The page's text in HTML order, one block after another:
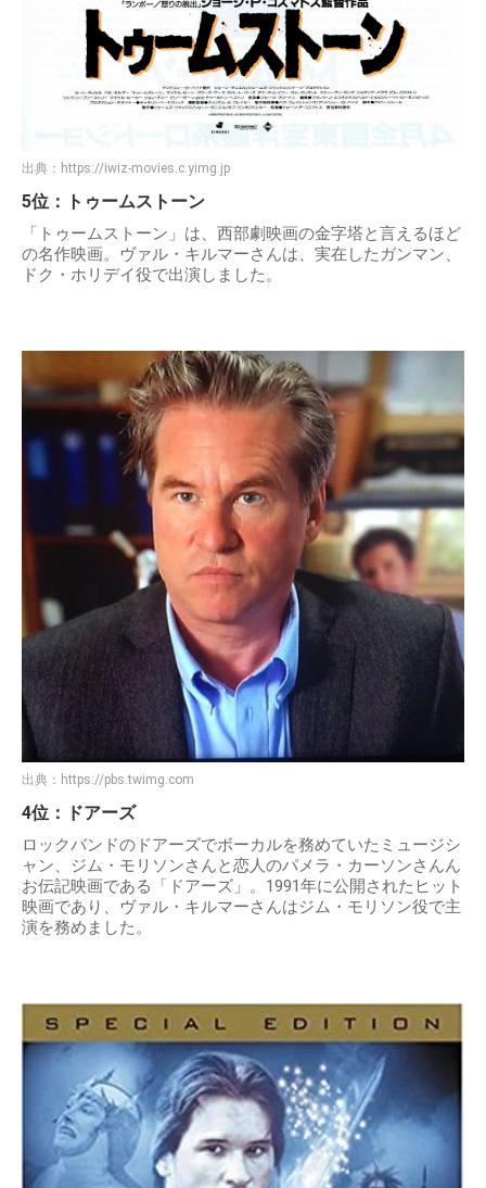
出典： https://iwiz-movies.c.yimg.jp
5位：トゥームストーン
「トゥームストーン」は、西部劇映画の金字塔と言えるほど
の名作映画。ヴァル・キルマーさんは、実在したガンマン、
ドク・ホリデイ役で出演しました。
出典： https://pbs.twimg.com
4位：ドアーズ
ロックバンドのドアーズでボーカルを務めていたミュージシ
ャン、ジム・モリソンさんと恋人のパメラ・カーソンさんん
お伝記映画である「ドアーズ」。1991年に公開されたヒット
映画であり、ヴァル・キルマーさんはジム・モリソン役で主
演を務めました。